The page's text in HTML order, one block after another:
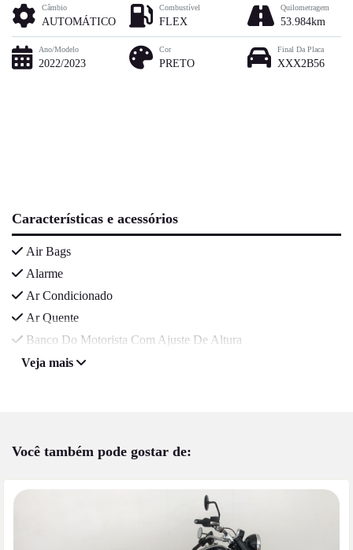
Câmbio
AUTOMÁTICO
Combustível
FLEX
Quilometragem
53.984km
Ano/Modelo
2022/2023
Cor
PRETO
Final Da Placa
XXX2B56
Características e acessórios
Air Bags
Alarme
Ar Condicionado
Ar Quente
Banco Do Motorista Com Ajuste De Altura
Veja mais
Você também pode gostar de: